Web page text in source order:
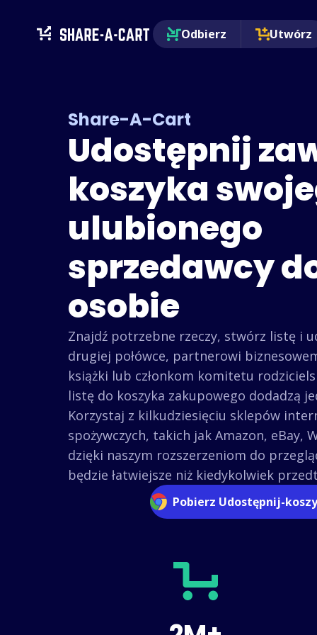
Odbierz Utwórz
Share-A-Cart
Udostępnij
koszyka
ulubionego
sprzedawcy
osobie
Znajdź potrzebne rzeczy, stwórz listę i
drugiej połówce, partnerowi
książki lub członkom komitetu
listę do koszyka zakupowego dodadzą
Korzystaj z kilkudziesięciu sklepów
spożywczych, takich jak Amazon, eBay,
dzięki naszym rozszerzeniom do
będzie łatwiejsze niż kiedykolwiek
Pobierz Udostępnij-